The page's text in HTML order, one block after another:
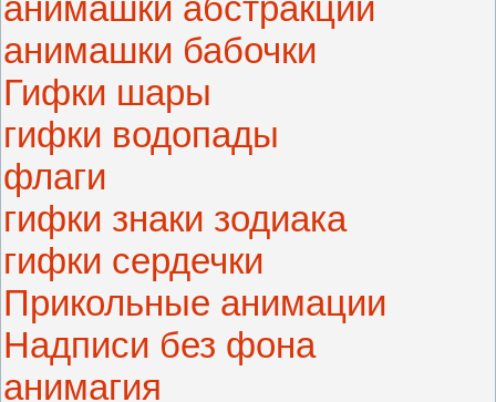
анимашки бабочки
Гифки шары
гифки водопады
флаги
гифки знаки зодиака
гифки сердечки
Прикольные анимации
Надписи без фона
анимагия